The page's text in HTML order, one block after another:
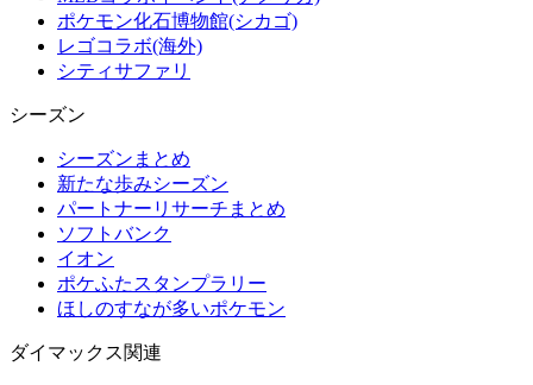
ポケモン化石博物館(シカゴ)
レゴコラボ(海外)
シティサファリ
シーズン
シーズンまとめ
新たな歩みシーズン
パートナーリサーチまとめ
ソフトバンク
イオン
ポケふたスタンプラリー
ほしのすなが多いポケモン
ダイマックス関連